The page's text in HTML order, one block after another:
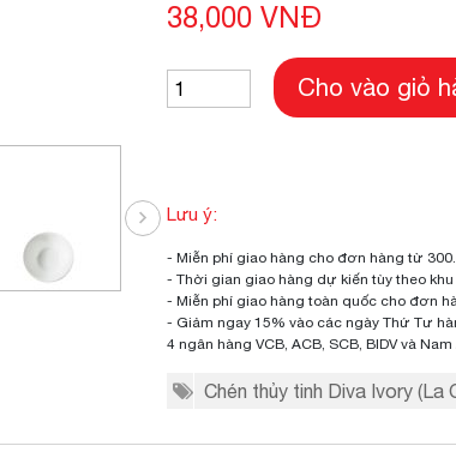
38,000 VNĐ
Cho vào giỏ
Lưu ý:
- Miễn phí giao hàng cho đơn hàng từ
- Thời gian giao hàng dự kiến tùy theo
- Miễn phí giao hàng toàn quốc cho đơn
- Giảm ngay 15% vào các ngày Thứ Tư
4 ngân hàng VCB, ACB, SCB, BIDV và Nam
Chén thủy tinh Diva Ivory (La